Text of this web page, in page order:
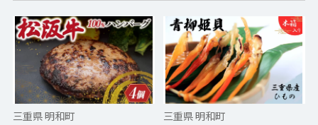
三重県 明和町 三重県 明和町